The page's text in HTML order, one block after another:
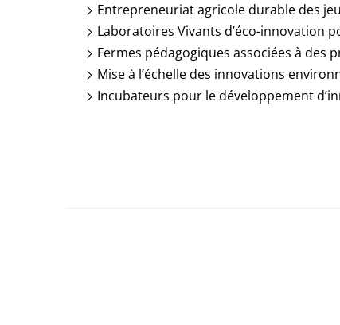
Entrepreneuriat agricole durable des
Laboratoires Vivants d’éco-innovation
Fermes pédagogiques associées à des
Mise à l’échelle des innovations
Incubateurs pour le développement